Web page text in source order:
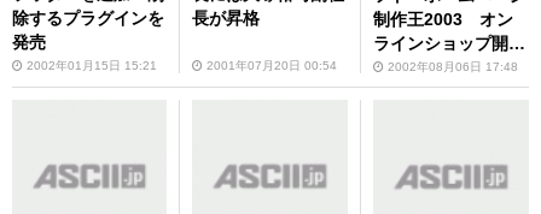
除するプラグインを
発売
2002年01月15日 15:21
長が昇格
2001年07月20日 00:54
制作王2003 オン
ラインショップ開
業』を発売
2002年08月06日 17:48